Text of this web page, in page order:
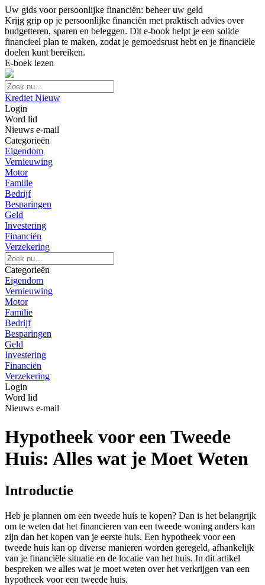
Uw gids voor persoonlijke financiën: beheer uw geld
Krijg grip op je persoonlijke financiën met praktisch advies over
budgetteren, sparen en beleggen. Dit e-book helpt je een solide
financieel plan te maken, zodat je gemoedsrust hebt en je financiële
doelen kunt bereiken.
E-boek lezen
Krediet Nieuw
Login
Word lid
Nieuws e-mail
Categorieën
Eigendom
Vernieuwing
Motor
Familie
Bedrijf
Besparingen
Geld
Investering
Financiën
Verzekering
Categorieën
Eigendom
Vernieuwing
Motor
Familie
Bedrijf
Besparingen
Geld
Investering
Financiën
Verzekering
Login
Word lid
Nieuws e-mail
Hypotheek voor een Tweede
Huis: Alles wat je Moet Weten
Introductie
Heb je plannen om een tweede huis te kopen? Dan is het belangrijk
om te weten dat het financieren van een tweede woning anders kan
zijn dan het kopen van je eerste huis. Een hypotheek voor een
tweede huis kan op diverse manieren worden geregeld, afhankelijk
van je financiële situatie en de locatie van het huis. In dit artikel
bespreken we alles wat je moet weten over het verkrijgen van een
hypotheek voor een tweede huis.